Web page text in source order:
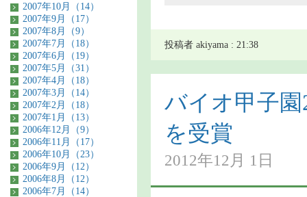
投稿者 akiyama : 21:38
バイオ甲子園
を受賞
2012年12月 1日
2007年10月（14）
2007年9月（17）
2007年8月（9）
2007年7月（18）
2007年6月（19）
2007年5月（31）
2007年4月（18）
2007年3月（14）
2007年2月（18）
2007年1月（13）
2006年12月（9）
2006年11月（17）
2006年10月（23）
2006年9月（12）
2006年8月（12）
2006年7月（14）